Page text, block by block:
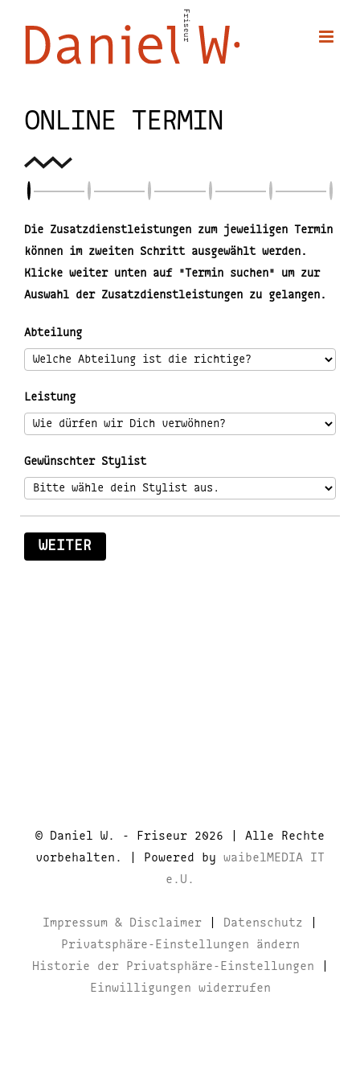
Inhalt
springen
ONLINE TERMIN
Die Zusatzdienstleistungen zum jeweiligen Termin
können im zweiten Schritt ausgewählt werden.
Klicke weiter unten auf "Termin suchen" um zur
Auswahl der Zusatzdienstleistungen zu gelangen.
Abteilung
Leistung
Gewünschter Stylist
WEITER
© Daniel W. - Friseur 2026 | Alle Rechte
vorbehalten. | Powered by waibelMEDIA IT
e.U.
Impressum & Disclaimer Datenschutz
Privatsphäre-Einstellungen ändern
Historie der Privatsphäre-Einstellungen
Einwilligungen widerrufen